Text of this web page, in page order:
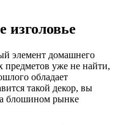
элемент домашнего
предметов уже не найти,
обладает
такой декор, вы
блошином рынке